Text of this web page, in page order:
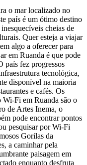
o mar localizado no
país é um ótimo destino
cheias de
Quer esteja a viajar
algo a oferecer para
em Ruanda é que pode
país fez progressos
tecnológica,
disponível na maioria
e cafés. Os
Wi-Fi em Ruanda são o
de Artes Inema, o
pode encontrar pontos
pesquisar por Wi-Fi
Gorilas da
a caminhar pela
paisagem em
enquanto desfruta